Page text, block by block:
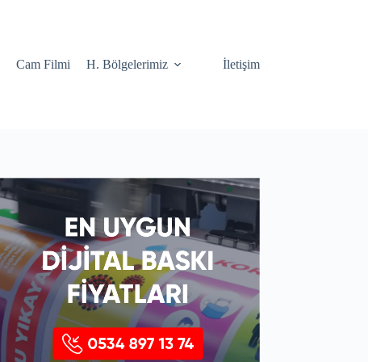
Cam Filmi H. Bölgelerimiz İletişim